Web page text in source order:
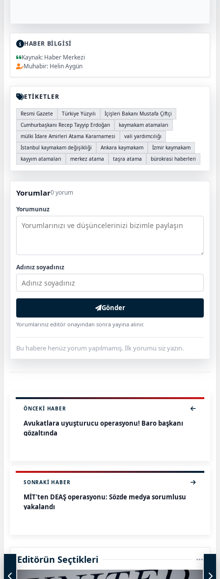
HABER BİLGİSİ
Kaynak: Haber Merkezi
Muhabir: Helin Aygün
ETİKETLER
Resmi Gazete Türkiye Yüzyılı
İçişleri Bakanı Mustafa Çiftçi
Cumhurbaşkanı Recep Tayyip Erdoğan
kaymakam atamaları
mülki İdare Amirleri Atama Kararnamesi
vali yardımcılığı
İstanbul kaymakam değişikliği
Ankara kaymakam
İzmir kaymakam
kayyım atamaları
merkez atama taşra atama bürokrasi haberleri
Yorumlar0 yorum
Yorumunuz
Adınız soyadınız
Gönder
Yorumlarınız editör onayından sonra yayına alınır.
Bu habere henüz yorum yapılmamış. İlk yorumu siz yazın.
ÖNCEKI HABER
Avukatlara uyuşturucu operasyonu! Baro başkanı
gözaltında
SONRAKI HABER
MİT'ten DEAŞ operasyonu: Sözde medya sorumlusu
yakalandı
Editörün Seçtikleri